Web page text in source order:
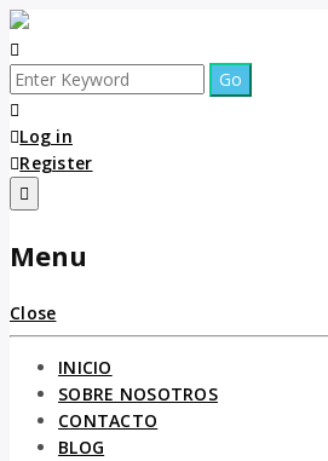
Log in
Register
Menu
Close
INICIO
SOBRE NOSOTROS
CONTACTO
BLOG